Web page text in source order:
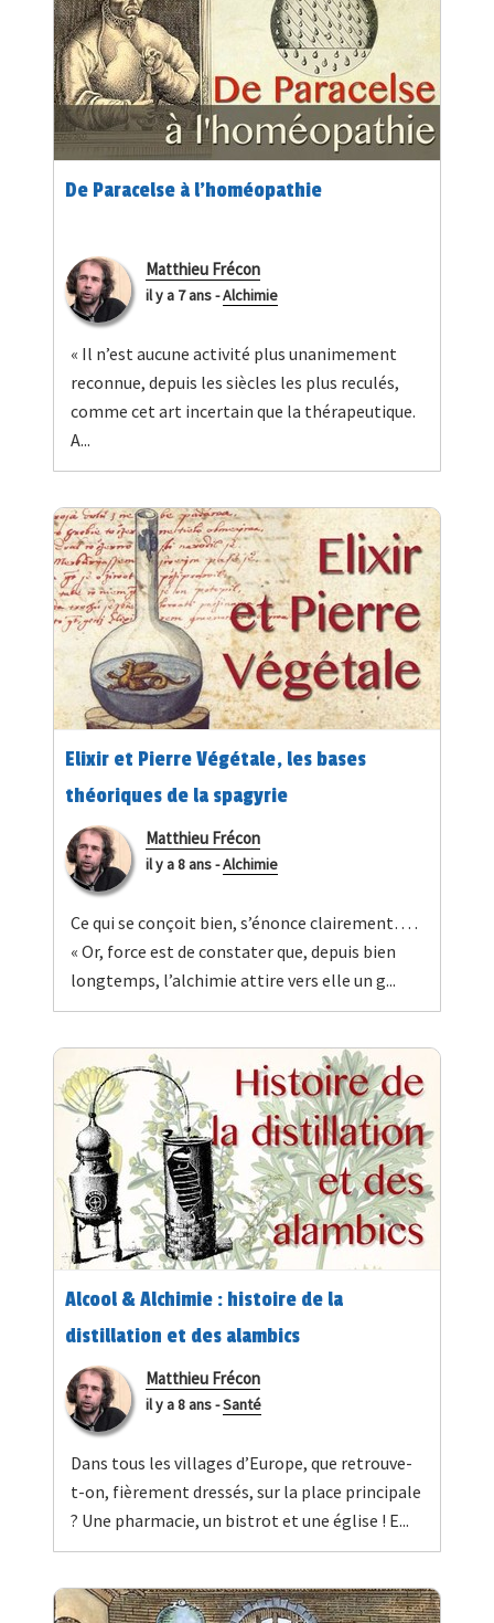
De Paracelse à l’homéopathie
Matthieu Frécon
il y a 7 ans-Alchimie
« Il n’est aucune activité plus unanimement
reconnue, depuis les siècles les plus reculés,
comme cet art incertain que la thérapeutique.
A...
Elixir et Pierre Végétale, les bases
théoriques de la spagyrie
Matthieu Frécon
il y a 8 ans-Alchimie
Ce qui se conçoit bien, s’énonce clairement… .
« Or, force est de constater que, depuis bien
longtemps, l’alchimie attire vers elle un g...
Alcool & Alchimie : histoire de la
distillation et des alambics
Matthieu Frécon
il y a 8 ans-Santé
Dans tous les villages d’Europe, que retrouve-
t-on, fièrement dressés, sur la place principale
? Une pharmacie, un bistrot et une église ! E...